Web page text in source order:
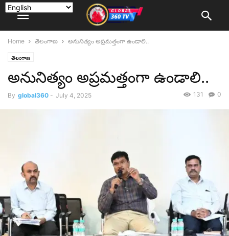
Home తెలంగాణ అనునిత్యం అప్ర‌మ‌త్తంగా ఉండాలి..
తెలంగాణ
అనునిత్యం అప్ర‌మ‌త్తంగా ఉండాలి..
By global360 - July 4, 2025 0
131